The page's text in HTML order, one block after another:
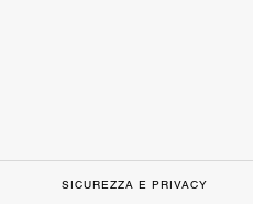
SICUREZZA E PRIVACY